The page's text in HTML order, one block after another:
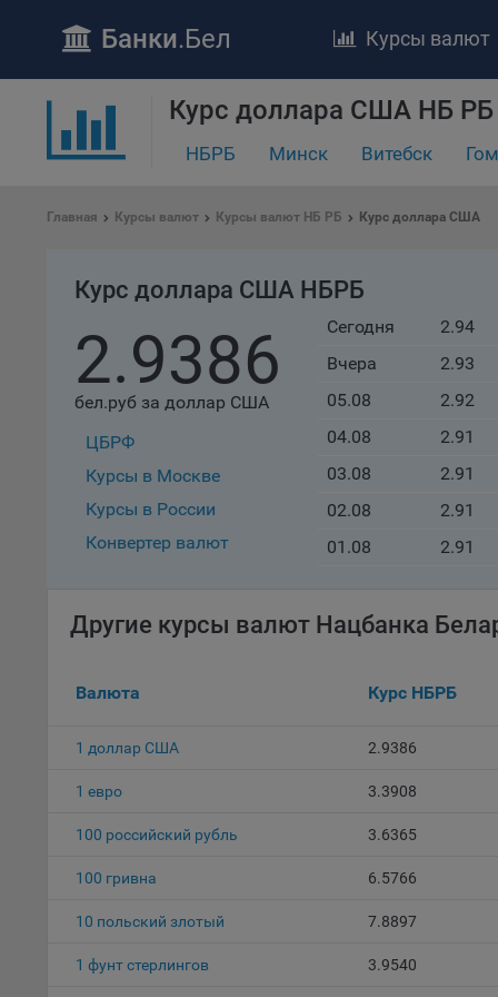
На
Банки.Бел Курсы валют
Курс доллара США НБ РБ
НБРБ Минск Витебск
Главная Курсы валют Курсы валют НБ РБ Курс доллара США
Курс доллара США НБРБ
2.9386
бел.руб за доллар США
ЦБРФ
Курсы в Москве
Курсы в России
Конвертер валют
Сегодня 2.94
Вчера
2.93
05.08
2.92
04.08
2.91
03.08
2.91
02.08
2.91
01.08
2.91
Другие курсы валют Нацбанка
Валюта Курс НБРБ
1 доллар США 2.9386
1 евро 3.3908
100 российский рубль 3.6365
100 гривна 6.5766
10 польский злотый 7.8897
1 фунт стерлингов 3.9540